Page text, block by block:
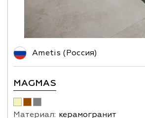
Ametis (Россия)
MAGMAS
Материал: керамогранит